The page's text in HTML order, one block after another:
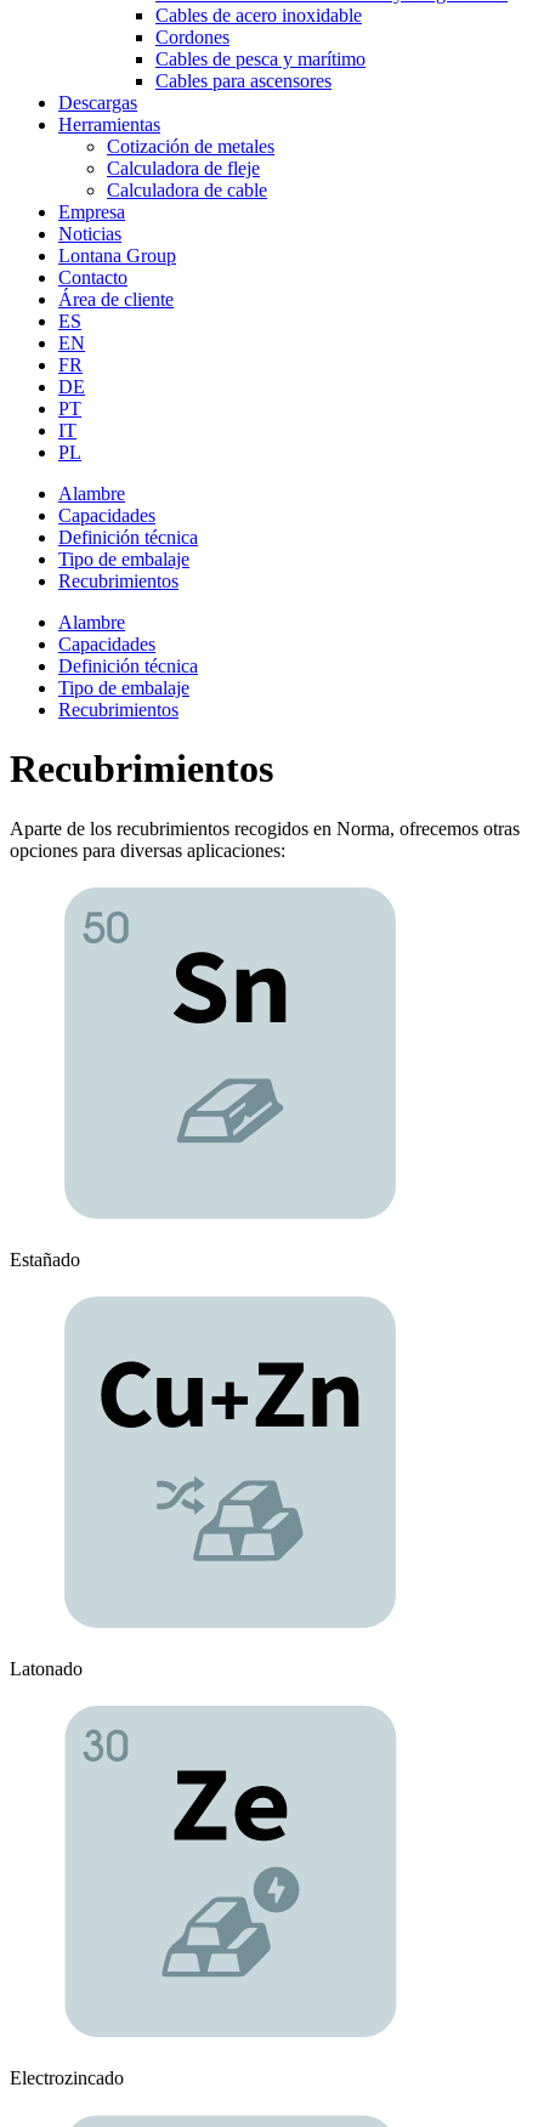
Cables de acero inoxidable
Cordones
Cables de pesca y marítimo
Cables para ascensores
Descargas
Herramientas
Cotización de metales
Calculadora de fleje
Calculadora de cable
Empresa
Noticias
Lontana Group
Contacto
Área de cliente
ES
EN
FR
DE
PT
IT
PL
Alambre
Capacidades
Definición técnica
Tipo de embalaje
Recubrimientos
Alambre
Capacidades
Definición técnica
Tipo de embalaje
Recubrimientos
Recubrimientos
Aparte de los recubrimientos recogidos en Norma, ofrecemos otras
opciones para diversas aplicaciones:
Estañado
Latonado
Electrozincado